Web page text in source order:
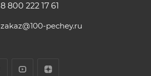
8 800 222 17 61
zakaz@100-pechey.ru